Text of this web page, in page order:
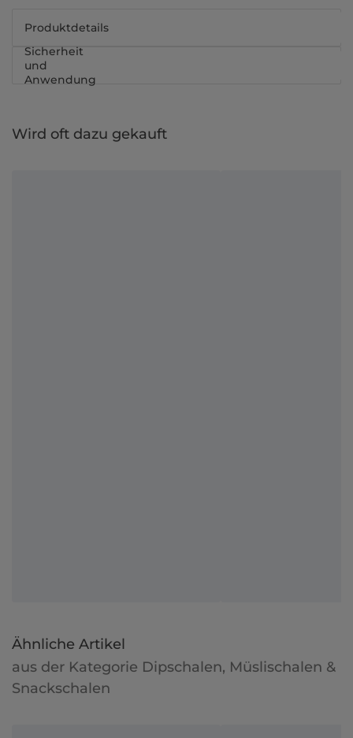
Produktdetails
Sicherheit
und
Anwendung
Wird oft dazu gekauft
Ähnliche Artikel
aus der Kategorie Dipschalen, Müslischalen &
Snackschalen